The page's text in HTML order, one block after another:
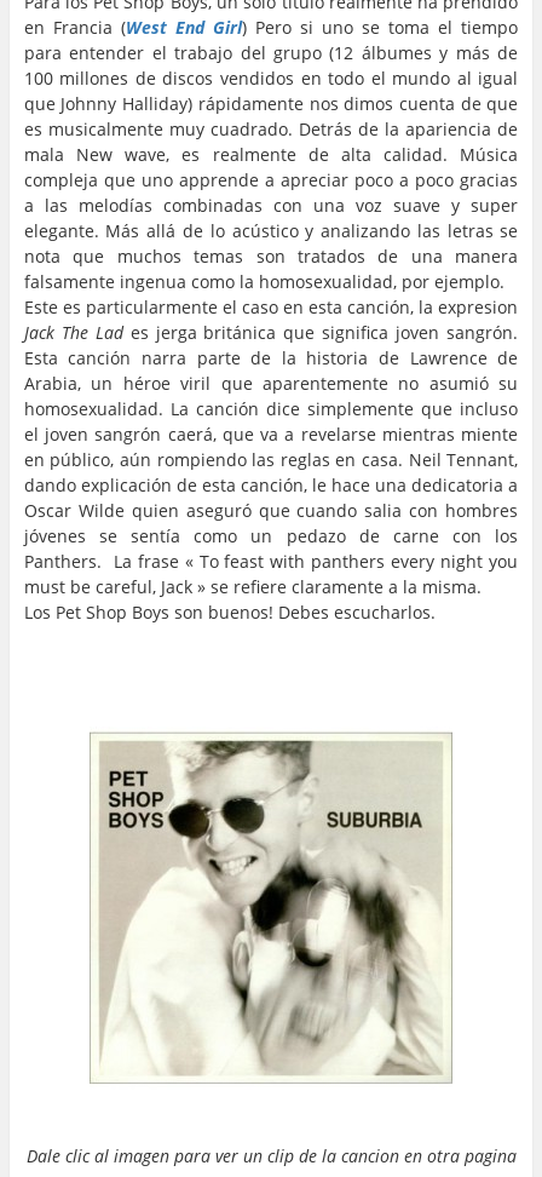
en Francia (West End Girl) Pero si uno se toma el tiempo
para entender el trabajo del grupo (12 álbumes y más de
100 millones de discos vendidos en todo el mundo al igual
que Johnny Halliday) rápidamente nos dimos cuenta de que
es musicalmente muy cuadrado. Detrás de la apariencia de
mala New wave, es realmente de alta calidad. Música
compleja que uno apprende a apreciar poco a poco gracias
a las melodías combinadas con una voz suave y super
elegante. Más allá de lo acústico y analizando las letras se
nota que muchos temas son tratados de una manera
falsamente ingenua como la homosexualidad, por ejemplo.
Este es particularmente el caso en esta canción, la expresion
Jack The Lades jerga británica que significa joven sangrón.
Esta canción narra parte de la historia de Lawrence de
Arabia, un héroe viril que aparentemente no asumió su
homosexualidad. La canción dice simplemente que incluso
el joven sangrón caerá, que va a revelarse mientras miente
en público, aún rompiendo las reglas en casa. Neil Tennant,
dando explicación de esta canción, le hace una dedicatoria a
Oscar Wilde quien aseguró que cuando salia con hombres
jóvenes se sentía como un pedazo de carne con los
Panthers. La frase « To feast with panthers every night you
must be careful, Jack » se refiere claramente a la misma.
Los Pet Shop Boys son buenos! Debes escucharlos.
Dale clic al imagen para ver un clip de la cancion en otra pagina